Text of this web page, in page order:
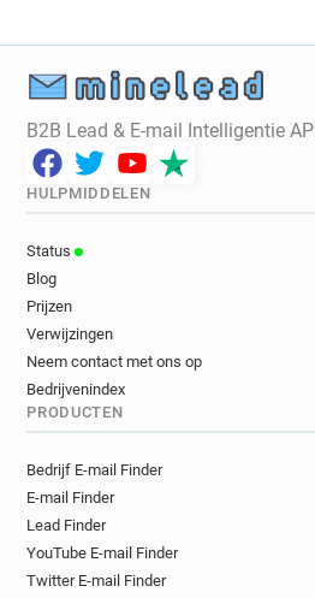
B2B Lead & E-mail Intelligentie API
HULPMIDDELEN
Status
Blog
Prijzen
Verwijzingen
Neem contact met ons op
Bedrijvenindex
PRODUCTEN
Bedrijf E-mail Finder
E-mail Finder
Lead Finder
YouTube E-mail Finder
Twitter E-mail Finder